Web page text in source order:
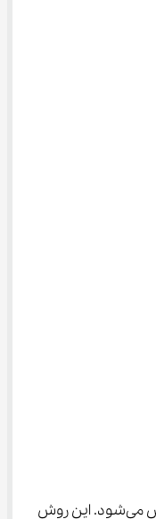
به شما کمک می‌کند تا بتوانید برنامه‌ریزی دقیقی برای مطالعه خود داشته باشید و بدانید که در هر فصل چه مطالبی تدریس می‌شود. این روش